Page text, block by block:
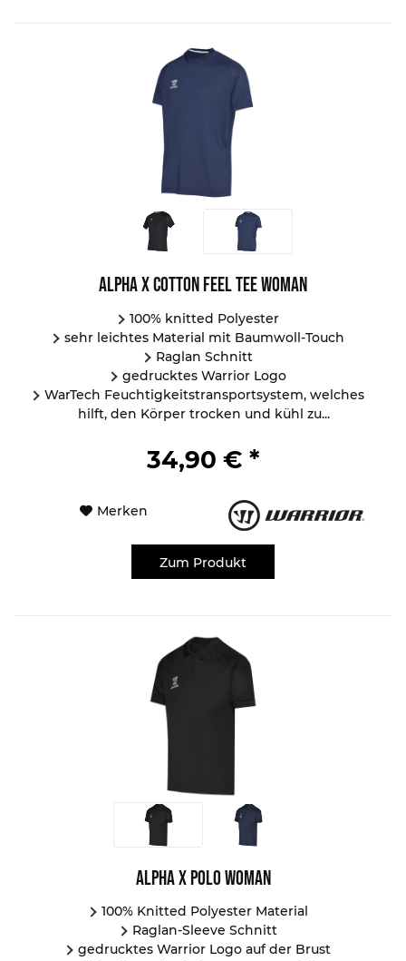
Alpha X Cotton Feel Tee Woman
100% knitted Polyester
sehr leichtes Material mit Baumwoll-Touch
Raglan Schnitt
gedrucktes Warrior Logo
WarTech Feuchtigkeitstransportsystem, welches
hilft, den Körper trocken und kühl zu...
34,90 € *
Merken
Zum Produkt
Alpha X Polo Woman
100% Knitted Polyester Material
Raglan-Sleeve Schnitt
gedrucktes Warrior Logo auf der Brust